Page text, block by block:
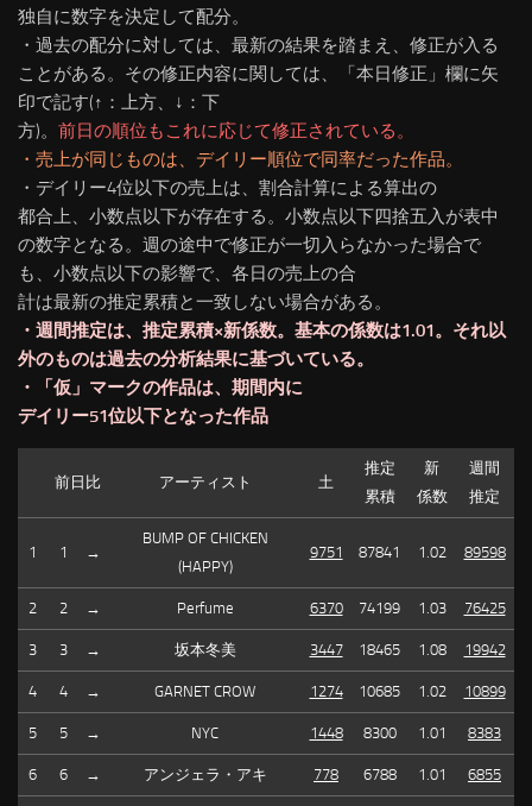
独自に数字を決定して配分。
・過去の配分に対しては、最新の結果を踏まえ、修正が入る
ことがある。 その修正内容に関しては、「本日修正」欄に矢
印で記す(↑：上方、↓：下
方)。 前日の順位もこれに応じて修正されている。
・売上が同じものは、デイリー順位で同率だった作品。
・デイリー4位以下の売上は、割合計算による算出の
都合上、小数点以下が存在する。小数点以下四捨五入が表中
の数字となる。週の途中で修正が一切入らなかった場合で
も、小数点以下の影響で、各日の売上の合
計は最新の推定累積と一致しない場合がある。
・週間推定は、推定累積×新係数。基本の係数は1.01。それ以
外のものは過去の分析結果に基づいている。
・「仮」マークの作品は、期間内に
デイリー51位以下となった作品
前日比 アーティスト 土
推定
累積
新
係数
週間
推定
1 1 →
BUMP OF CHICKEN
(HAPPY)
9751 87841 1.02 89598
2 2 → Perfume 6370 74199 1.03 76425
3 3 → 坂本冬美 3447 18465 1.08 19942
4 4 → GARNET CROW 1274 10685 1.02 10899
5 5 → NYC 1448 8300 1.01 8383
6 6 → アンジェラ・アキ 778 6788 1.01 6855